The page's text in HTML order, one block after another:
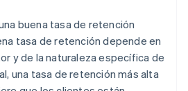
buena tasa de retención
tasa de retención depende en
y de la naturaleza específica de
una tasa de retención más alta